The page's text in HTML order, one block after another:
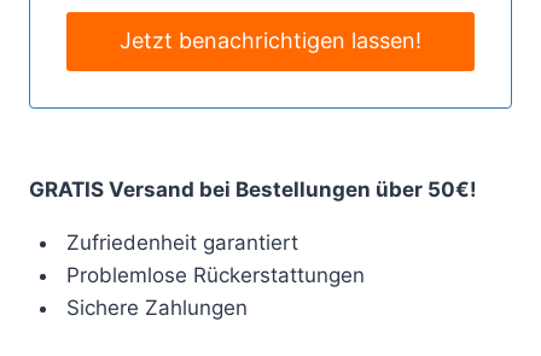
GRATIS Versand bei Bestellungen über 50€!
Zufriedenheit garantiert
Problemlose Rückerstattungen
Sichere Zahlungen